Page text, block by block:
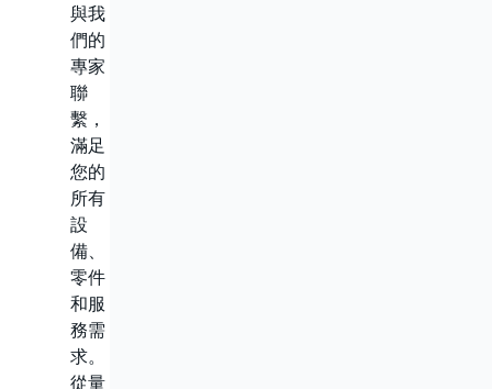
與我
們的
專家
聯
繫，
滿足
您的
所有
設
備、
零件
和服
務需
求。
從量